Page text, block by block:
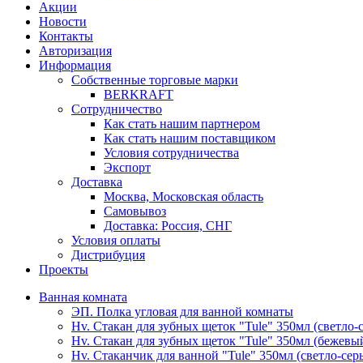
Акции
Новости
Контакты
Авторизация
Информация
Собственные торговые марки
BERKRAFT
Сотрудничество
Как стать нашим партнером
Как стать нашим поставщиком
Условия сотрудничества
Экспорт
Доставка
Москва, Московская область
Самовывоз
Доставка: Россия, СНГ
Условия оплаты
Дистрибуция
Проекты
Ванная комната
ЭП. Полка угловая для ванной комнаты
Hv. Стакан для зубных щеток "Tule" 350мл (светло-
Hv. Стакан для зубных щеток "Tule" 350мл
Hv. Стаканчик для ванной "Tule" 350мл (светло-